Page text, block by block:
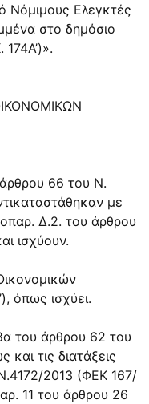
Νόμιμους Ελεγκτές
στο δημόσιο
66 του N.
με
Δ.2. του άρθρου
ισχύουν.
όπως ισχύει.
του άρθρου 62 του
τις διατάξεις
2013 (ΦΕΚ 167/
11 του άρθρου 26